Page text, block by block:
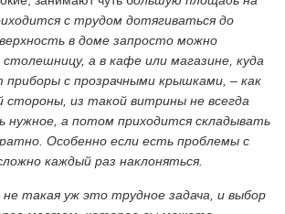
с трудом дотягиваться до
в доме запросто можно
столешницу, а в кафе или магазине, куда
с прозрачными крышками, – как
стороны, из такой витрины не всегда
нужное, а потом приходится складывать
Особенно если есть проблемы с
каждый раз наклоняться.
такая уж это трудное задача, и выбор